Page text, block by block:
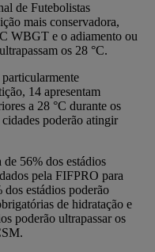
de Futebolistas
mais conservadora,
WBGT e o adiamento ou
os 28 °C.
particularmente
14 apresentam
a 28 °C durante os
poderão atingir
56% dos estádios
pela FIFPRO para
dos estádios poderão
de hidratação e
poderão ultrapassar os